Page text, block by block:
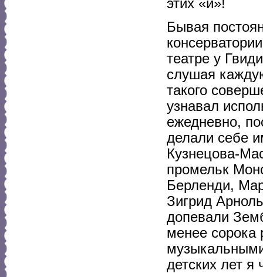
этих «и»!
Бывая
театре у
слушая
такого
узнавал
ежедневно,
делали себе
Кузнецова-
промельк
Берленди,
Зигрид
допевали
менее сорока
детских лет я